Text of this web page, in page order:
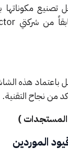
مكوناتها
باعتماد هذه
من نجاح التقنية.
الموردين